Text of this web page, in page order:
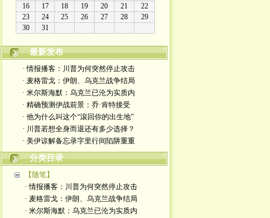
最新发布
· 情报播客：川普为何突然停止攻击
· 麦格雷戈：伊朗、乌克兰战争结局
· 米尔斯海默：乌克兰已沦为实质内
· 精确预测伊战前景：乔·肯特接受
· 他为什么叫这个“滾回你的出生地”
· 川普若想全身而退还有多少选择？
· 美伊谅解备忘录字里行间陷阱重重
分类目录
【随笔】
· 情报播客：川普为何突然停止攻击
· 麦格雷戈：伊朗、乌克兰战争结局
· 米尔斯海默：乌克兰已沦为实质内